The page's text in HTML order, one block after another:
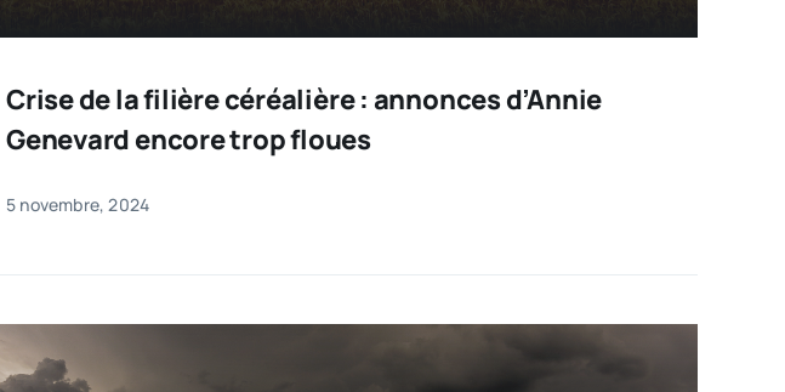
Crise de la filière céréalière : annonces d’Annie
Genevard encore trop floues
5 novembre, 2024